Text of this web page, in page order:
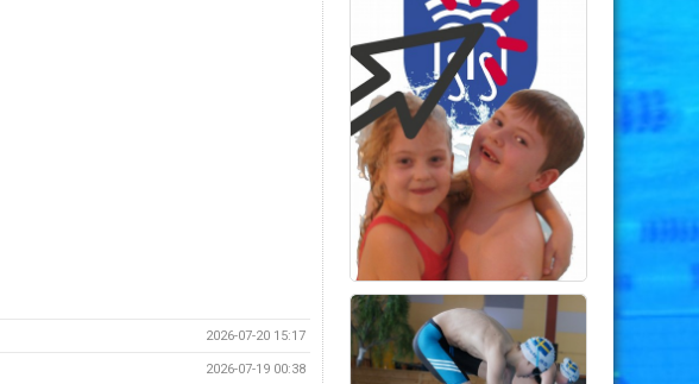
2026-07-20 15:17
2026-07-19 00:38